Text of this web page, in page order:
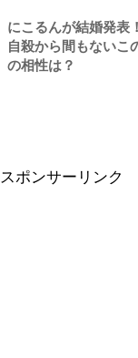
にこるんが結婚発表
自殺から間もないこ
の相性は？
スポンサーリンク